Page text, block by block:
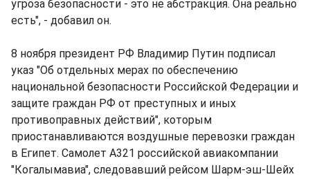
угроза безопасности - это не абстракция. Она реально
есть", - добавил он.
8 ноября президент РФ Владимир Путин подписал
указ "Об отдельных мерах по обеспечению
национальной безопасности Российской Федерации и
защите граждан РФ от преступных и иных
противоправных действий", которым
приостанавливаются воздушные перевозки граждан
в Египет. Самолет А321 российской авиакомпании
"Когалымавиа", следовавший рейсом Шарм-эш-Шейх